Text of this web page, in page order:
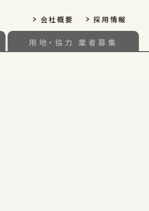
会社概要 採用情報
用地・協力 業者募集